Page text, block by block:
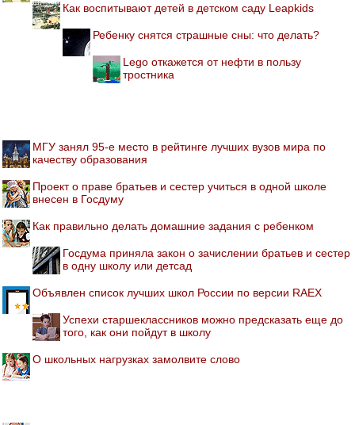
Как воспитывают детей в детском саду Leapkids
Ребенку снятся страшные сны: что делать?
Lego откажется от нефти в пользу
тростника
МГУ занял 95-е место в рейтинге лучших вузов мира по
качеству образования
Проект о праве братьев и сестер учиться в одной школе
внесен в Госдуму
Как правильно делать домашние задания с ребенком
Госдума приняла закон о зачислении братьев и сестер
в одну школу или детсад
Объявлен список лучших школ России по версии RAEX
Успехи старшеклассников можно предсказать еще до
того, как они пойдут в школу
О школьных нагрузках замолвите слово